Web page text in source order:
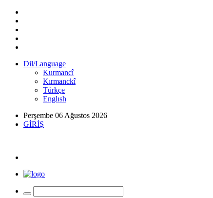
Dil/Language
Kurmancî
Kırmanckî
Türkçe
Englısh
Perşembe 06 Ağustos 2026
GİRİŞ